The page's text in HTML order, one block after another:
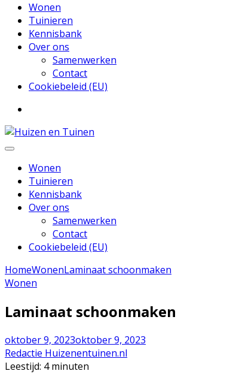
Wonen
Tuinieren
Kennisbank
Over ons
Samenwerken
Contact
Cookiebeleid (EU)
Huizen en Tuinen
Inspiratie voor wonen en tuinieren
Wonen
Tuinieren
Kennisbank
Over ons
Samenwerken
Contact
Cookiebeleid (EU)
HomeWonenLaminaat schoonmaken
Wonen
Laminaat schoonmaken
oktober 9, 2023oktober 9, 2023
Redactie Huizenentuinen.nl
Leestijd: 4 minuten